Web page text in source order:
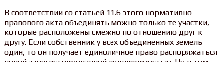
В соответствии со статьей 11.6 этого нормативно-
правового акта объединять можно только те участки,
которые расположены смежно по отношению друг к
другу. Если собственник у всех объединенных земель
один, то он получает единоличное право распоряжаться